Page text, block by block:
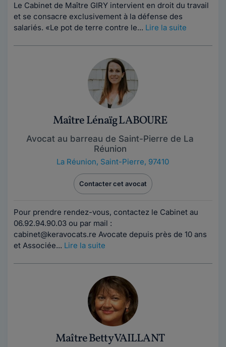
Le Cabinet de Maître GIRY intervient en droit du travail
et se consacre exclusivement à la défense des
salariés. «Le pot de terre contre le... Lire la suite
Maître Lénaïg LABOURE
Avocat au barreau de Saint-Pierre de La
Réunion
La Réunion, Saint-Pierre, 97410
Contacter cet avocat
Pour prendre rendez-vous, contactez le Cabinet au
06.92.94.90.03 ou par mail :
cabinet@keravocats.re Avocate depuis près de 10 ans
et Associée... Lire la suite
Maître Betty VAILLANT